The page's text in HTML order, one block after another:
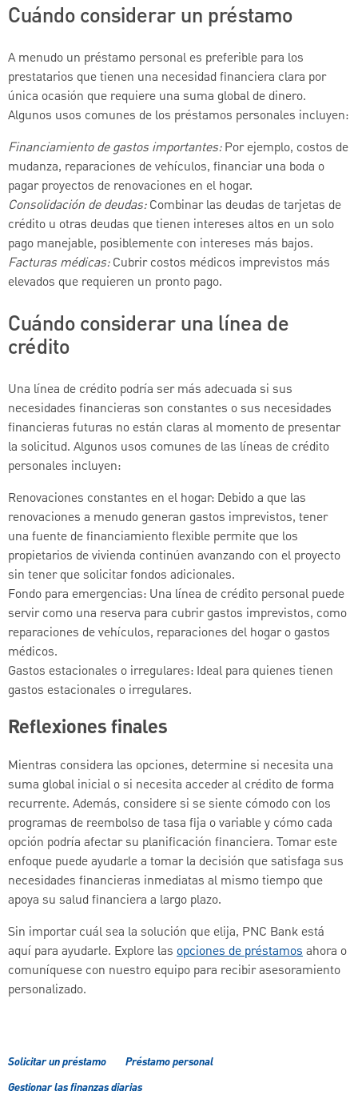
Cuándo considerar un préstamo
A menudo un préstamo personal es preferible para los
prestatarios que tienen una necesidad financiera clara por
única ocasión que requiere una suma global de dinero.
Algunos usos comunes de los préstamos personales incluyen:
Financiamiento de gastos importantes:Por ejemplo, costos de
mudanza, reparaciones de vehículos, financiar una boda o
pagar proyectos de renovaciones en el hogar.
Consolidación de deudas:Combinar las deudas de tarjetas de
crédito u otras deudas que tienen intereses altos en un solo
pago manejable, posiblemente con intereses más bajos.
Facturas médicas:Cubrir costos médicos imprevistos más
elevados que requieren un pronto pago.
Cuándo considerar una línea de
crédito
Una línea de crédito podría ser más adecuada si sus
necesidades financieras son constantes o sus necesidades
financieras futuras no están claras al momento de presentar
la solicitud. Algunos usos comunes de las líneas de crédito
personales incluyen:
Renovaciones constantes en el hogar: Debido a que las
renovaciones a menudo generan gastos imprevistos, tener
una fuente de financiamiento flexible permite que los
propietarios de vivienda continúen avanzando con el proyecto
sin tener que solicitar fondos adicionales.
Fondo para emergencias: Una línea de crédito personal puede
servir como una reserva para cubrir gastos imprevistos, como
reparaciones de vehículos, reparaciones del hogar o gastos
médicos.
Gastos estacionales o irregulares: Ideal para quienes tienen
gastos estacionales o irregulares.
Reflexiones finales
Mientras considera las opciones, determine si necesita una
suma global inicial o si necesita acceder al crédito de forma
recurrente. Además, considere si se siente cómodo con los
programas de reembolso de tasa fija o variable y cómo cada
opción podría afectar su planificación financiera. Tomar este
enfoque puede ayudarle a tomar la decisión que satisfaga sus
necesidades financieras inmediatas al mismo tiempo que
apoya su salud financiera a largo plazo.
Sin importar cuál sea la solución que elija, PNC Bank está
aquí para ayudarle. Explore las opciones de préstamosahora o
comuníquese con nuestro equipo para recibir asesoramiento
personalizado.
Solicitar un préstamo
Préstamo personal
Gestionar las finanzas diarias